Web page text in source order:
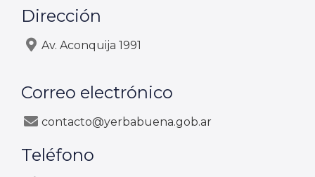
Dirección
Av. Aconquija 1991
Correo electrónico
contacto@yerbabuena.gob.ar
Teléfono